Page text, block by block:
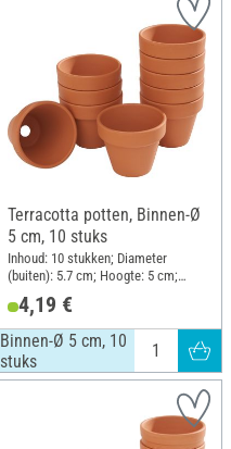
Terracotta potten, Binnen-Ø
5 cm, 10 stuks
Inhoud: 10 stukken; Diameter
(buiten): 5.7 cm; Hoogte: 5 cm;
Materiaal: Terracotta
4,19 €
Binnen-Ø 5 cm, 10
stuks